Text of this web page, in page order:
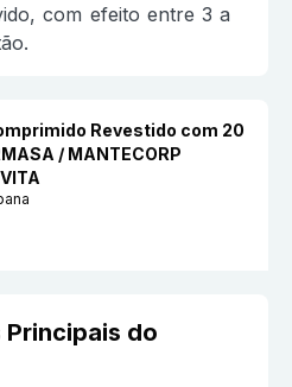
com efeito entre 3 a
Revestido com 20
/ MANTECORP
do